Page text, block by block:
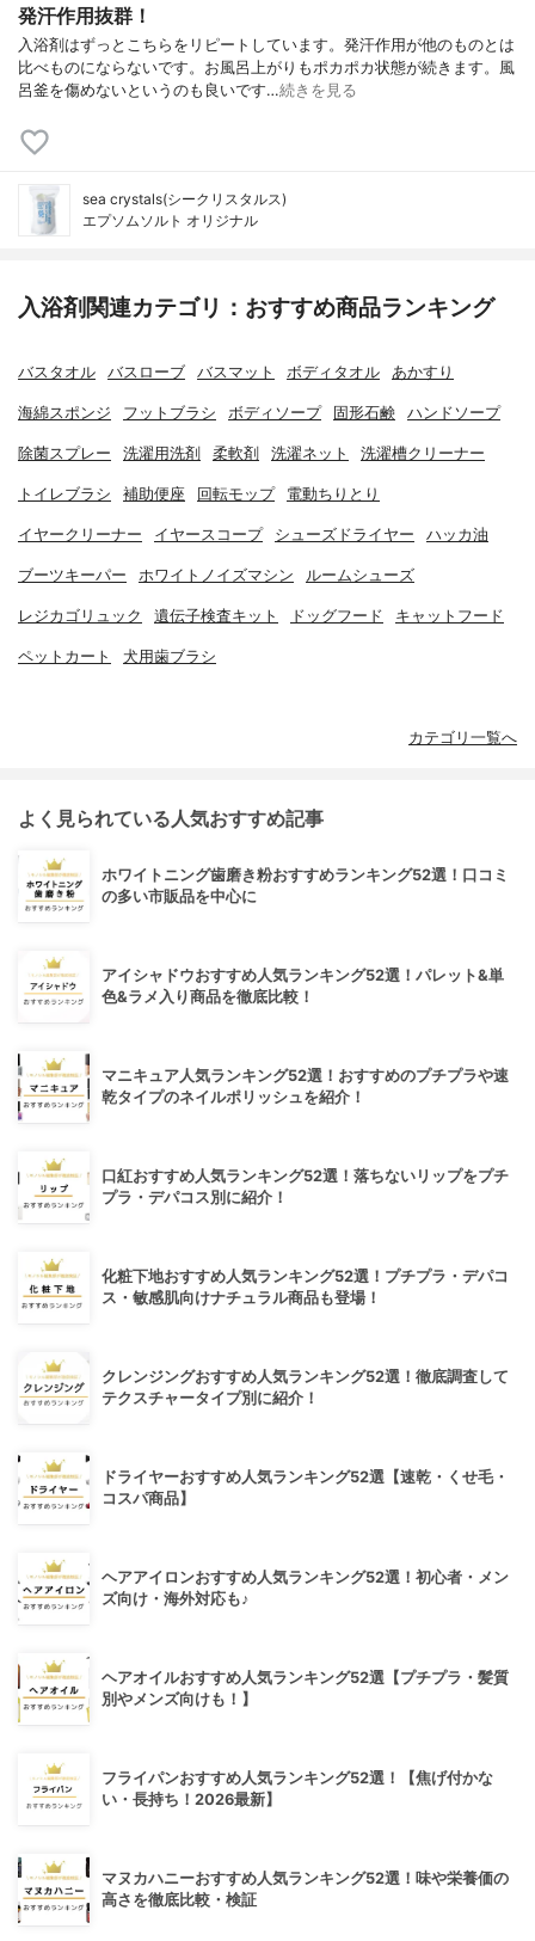
発汗作用抜群！
入浴剤はずっとこちらをリピートしています。発汗作用が他のものとは
比べものにならないです。お風呂上がりもポカポカ状態が続きます。風
呂釜を傷めないというのも良いです…続きを見る
sea crystals(シークリスタルス)
エプソムソルト オリジナル
入浴剤関連カテゴリ：おすすめ商品ランキング
バスタオル バスローブ バスマット ボディタオル あかすり
海綿スポンジ フットブラシ ボディソープ 固形石鹸 ハンドソープ
除菌スプレー 洗濯用洗剤 柔軟剤 洗濯ネット 洗濯槽クリーナー
トイレブラシ 補助便座 回転モップ 電動ちりとり
イヤークリーナー イヤースコープ シューズドライヤー ハッカ油
ブーツキーパー ホワイトノイズマシン ルームシューズ
レジカゴリュック 遺伝子検査キット ドッグフード キャットフード
ペットカート 犬用歯ブラシ
カテゴリ一覧へ
よく見られている人気おすすめ記事
ホワイトニング歯磨き粉おすすめランキング52選！口コミ
の多い市販品を中心に
アイシャドウおすすめ人気ランキング52選！パレット&単
色&ラメ入り商品を徹底比較！
マニキュア人気ランキング52選！おすすめのプチプラや速
乾タイプのネイルポリッシュを紹介！
口紅おすすめ人気ランキング52選！落ちないリップをプチ
プラ・デパコス別に紹介！
化粧下地おすすめ人気ランキング52選！プチプラ・デパコ
ス・敏感肌向けナチュラル商品も登場！
クレンジングおすすめ人気ランキング52選！徹底調査して
テクスチャータイプ別に紹介！
ドライヤーおすすめ人気ランキング52選【速乾・くせ毛・
コスパ商品】
ヘアアイロンおすすめ人気ランキング52選！初心者・メン
ズ向け・海外対応も♪
ヘアオイルおすすめ人気ランキング52選【プチプラ・髪質
別やメンズ向けも！】
フライパンおすすめ人気ランキング52選！【焦げ付かな
い・長持ち！2026最新】
マヌカハニーおすすめ人気ランキング52選！味や栄養価の
高さを徹底比較・検証